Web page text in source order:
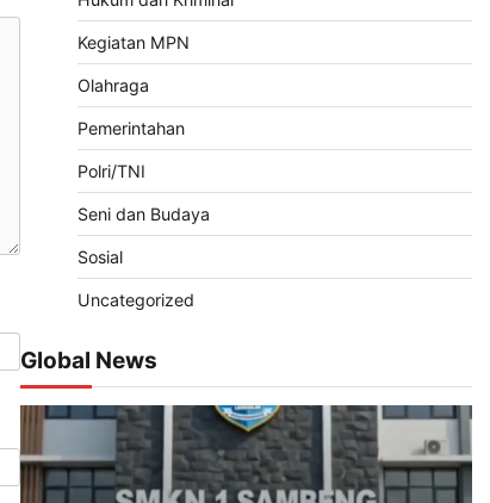
Kegiatan MPN
Olahraga
Pemerintahan
Polri/TNI
Seni dan Budaya
Sosial
Uncategorized
Global News